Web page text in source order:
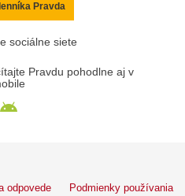
Pravda
sociálne siete
Pravdu pohodlne aj v
odpovede Podmienky používania